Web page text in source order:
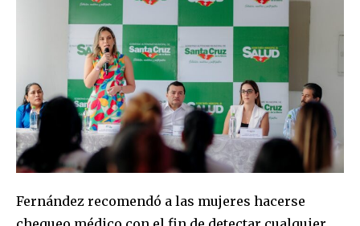
Join our community of
SUBSCRIBERS and be part of the
conversation.
To subscribe, simply enter your email address on our website
or click the subscribe button below. Don't worry, we respect
your privacy and won't spam your inbox. Your information is
Fernández recomendó a las mujeres hacerse